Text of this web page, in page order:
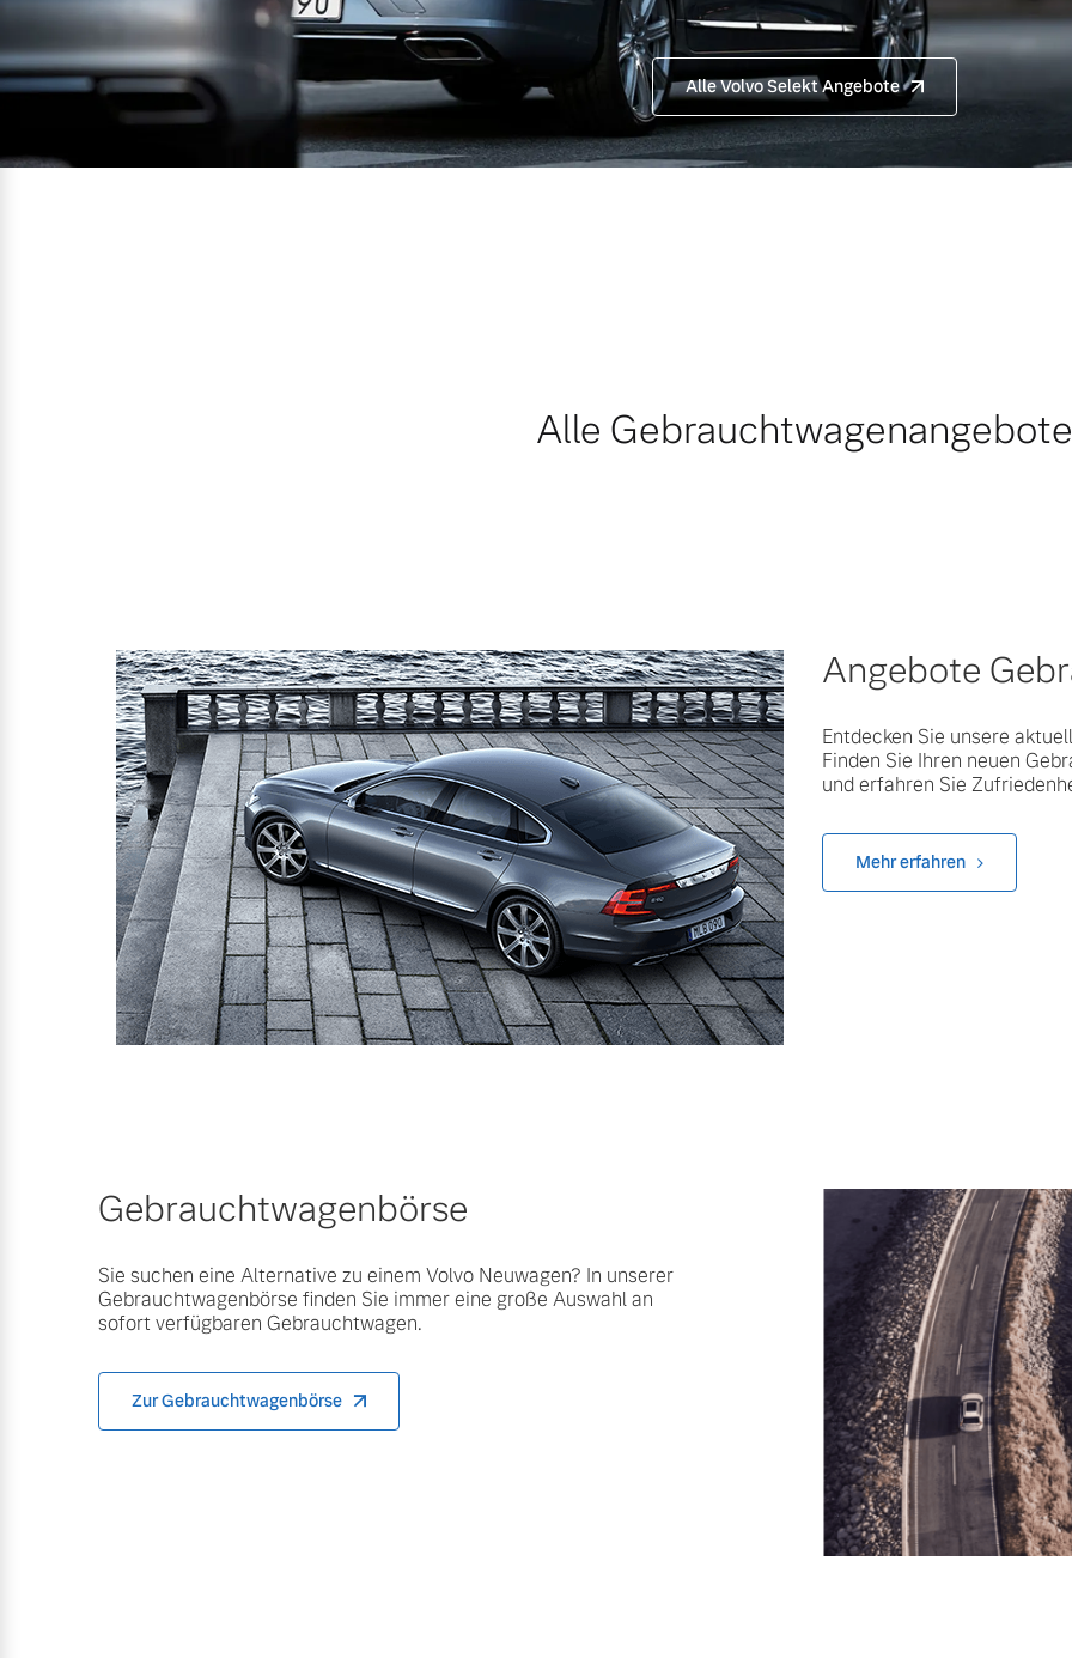
Alle Volvo Selekt Angebote
Alle Gebrauchtwagenangebote
Angebote
Entdecken Sie unsere
Finden Sie Ihren neuen
und erfahren Sie
Mehr erfahren
Gebrauchtwagenbörse
Sie suchen eine Alternative zu einem Volvo Neuwagen? In unserer
Gebrauchtwagenbörse finden Sie immer eine große Auswahl an
sofort verfügbaren Gebrauchtwagen.
Zur Gebrauchtwagenbörse